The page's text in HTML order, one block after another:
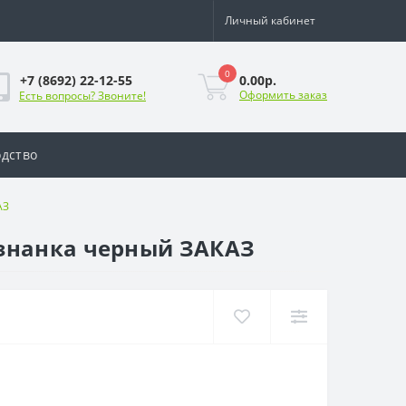
Личный кабинет
+7 (8692) 22-12-55
Есть вопросы? Звоните!
0 0.00р.
Оформить заказ
черный ЗАКАЗ